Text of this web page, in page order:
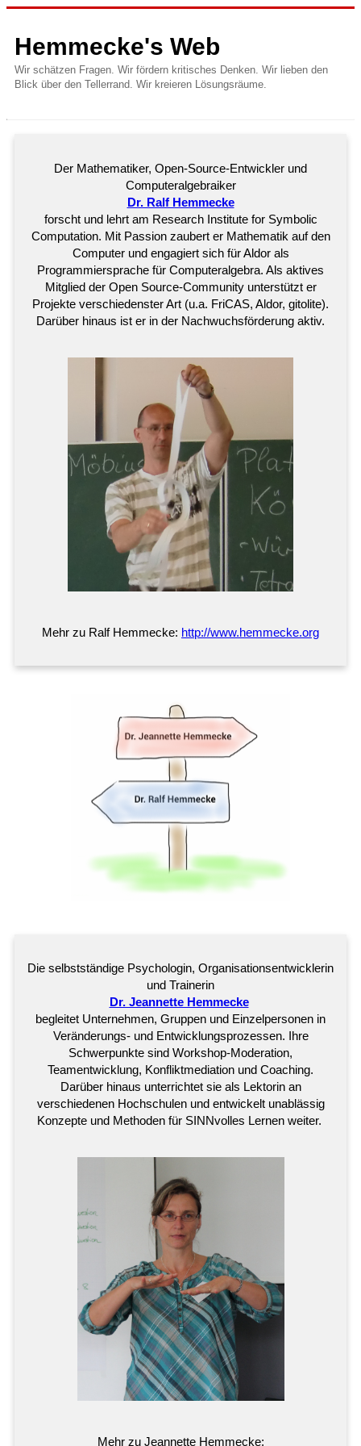
Hemmecke's Web
Wir schätzen Fragen. Wir fördern kritisches Denken. Wir lieben den
Blick über den Tellerrand. Wir kreieren Lösungsräume.
Der Mathematiker, Open-Source-Entwickler und
Computeralgebraiker
Dr. Ralf Hemmecke
forscht und lehrt am Research Institute for Symbolic
Computation. Mit Passion zaubert er Mathematik auf den
Computer und engagiert sich für Aldor als
Programmiersprache für Computeralgebra. Als aktives
Mitglied der Open Source-Community unterstützt er
Projekte verschiedenster Art (u.a. FriCAS, Aldor, gitolite).
Darüber hinaus ist er in der Nachwuchsförderung aktiv.
Mehr zu Ralf Hemmecke: http://www.hemmecke.org
Die selbstständige Psychologin, Organisationsentwicklerin
und Trainerin
Dr. Jeannette Hemmecke
begleitet Unternehmen, Gruppen und Einzelpersonen in
Veränderungs- und Entwicklungsprozessen. Ihre
Schwerpunkte sind Workshop-Moderation,
Teamentwicklung, Konfliktmediation und Coaching.
Darüber hinaus unterrichtet sie als Lektorin an
verschiedenen Hochschulen und entwickelt unablässig
Konzepte und Methoden für SINNvolles Lernen weiter.
Mehr zu Jeannette Hemmecke: